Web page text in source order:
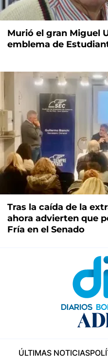
Murió el gran Miguel
emblema de
Tras la caída de la
ahora advierten que
Fría en el Senado
ÚLTIMAS NOTICIAS